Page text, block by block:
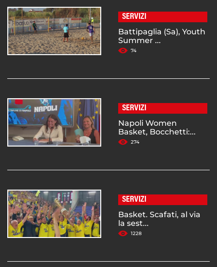
SERVIZI
Battipaglia (Sa), Youth
Summer ...
74
SERVIZI
Napoli Women
Basket, Bocchetti:...
274
SERVIZI
Basket. Scafati, al via
la sest...
1228